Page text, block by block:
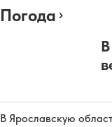
Погода
В Ярославскую